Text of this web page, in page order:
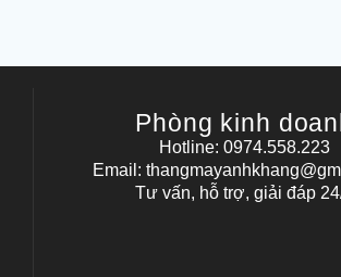
Phòng kinh
Hotline: 0974.558.223
Email:
Tư vấn, hỗ trợ, giải đáp